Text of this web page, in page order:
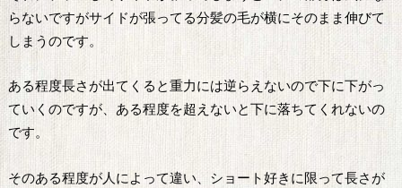
らないですがサイドが張ってる分髪の毛が横にそのまま伸びて
しまうのです。
ある程度長さが出てくると重力には逆らえないので下に下がっ
ていくのですが、ある程度を超えないと下に落ちてくれないの
です。
そのある程度が人によって違い、ショート好きに限って長さが